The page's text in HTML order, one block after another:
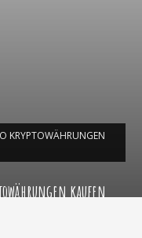
KRYPTOWÄHRUNGEN
kaufen